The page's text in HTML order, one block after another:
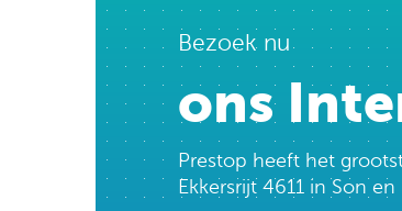
Bezoek nu
ons
Prestop heeft het
Ekkersrijt 4611 in Son